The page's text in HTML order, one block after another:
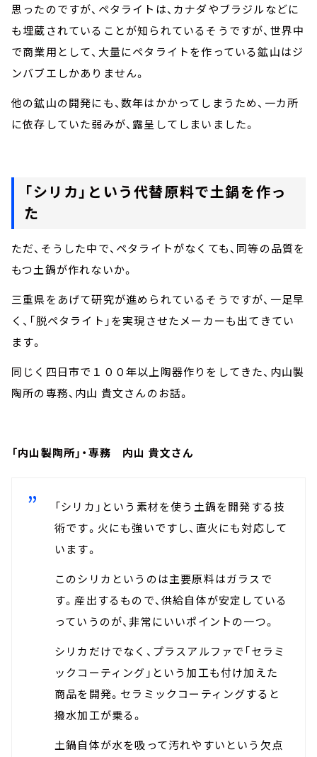
思ったのですが、ペタライトは、カナダやブラジルなどに
も埋蔵されていることが知られているそうですが、世界中
で商業用として、大量にペタライトを作っている鉱山はジ
ンバブエしかありません。
他の鉱山の開発にも、数年はかかってしまうため、一カ所
に依存していた弱みが、露呈してしまいました。
「シリカ」という代替原料で土鍋を作っ
た
ただ、そうした中で、ペタライトがなくても、同等の品質を
もつ土鍋が作れないか。
三重県をあげて研究が進められているそうですが、一足早
く、「脱ペタライト」を実現させたメーカーも出てきてい
ます。
同じく四日市で１００年以上陶器作りをしてきた、内山製
陶所の専務、内山 貴文さんのお話。
「内山製陶所」・専務 内山 貴文さん
「シリカ」という素材を使う土鍋を開発する技
術です。火にも強いですし、直火にも対応して
います。
このシリカというのは主要原料はガラスで
す。産出するもので、供給自体が安定している
っていうのが、非常にいいポイントの一つ。
シリカだけでなく、プラスアルファで「セラミ
ックコーティング」という加工も付け加えた
商品を開発。セラミックコーティングすると
撥水加工が乗る。
土鍋自体が水を吸って汚れやすいという欠点